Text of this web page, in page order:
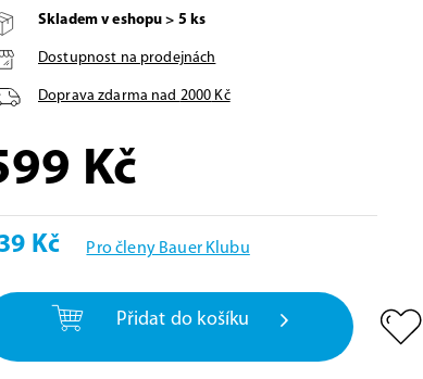
Skladem v eshopu > 5 ks
Dostupnost na prodejnách
Doprava zdarma nad 2000 Kč
Kč
Kč Pro členy Bauer Klubu
Přidat do košíku